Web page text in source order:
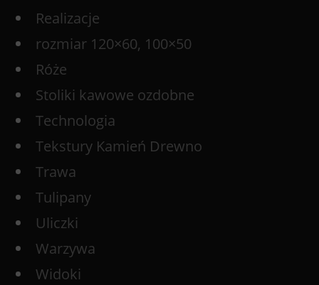
Realizacje
rozmiar 120×60, 100×50
Róże
Stoliki kawowe ozdobne
Technologia
Tekstury Kamień Drewno
Trawa
Tulipany
Uliczki
Warzywa
Widoki